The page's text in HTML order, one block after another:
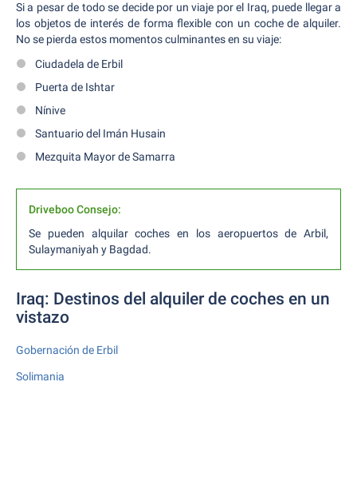
Si a pesar de todo se decide por un viaje por el Iraq, puede llegar a
los objetos de interés de forma flexible con un coche de alquiler.
No se pierda estos momentos culminantes en su viaje:
Ciudadela de Erbil
Puerta de Ishtar
Nínive
Santuario del Imán Husain
Mezquita Mayor de Samarra
Driveboo Consejo:
Se pueden alquilar coches en los aeropuertos de Arbil,
Sulaymaniyah y Bagdad.
Iraq: Destinos del alquiler de coches en un
vistazo
Gobernación de Erbil
Solimania